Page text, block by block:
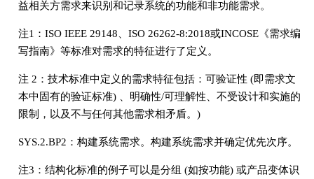
益相关方需求来识别和记录系统的功能和非功能需求。
注1：ISO IEEE 29148、ISO 26262-8:2018或INCOSE《需求编
写指南》等标准对需求的特征进行了定义。
注 2：技术标准中定义的需求特征包括：可验证性 (即需求文
本中固有的验证标准) 、明确性/可理解性、不受设计和实施的
限制，以及不与任何其他需求相矛盾。)
SYS.2.BP2：构建系统需求。构建系统需求并确定优先次序。
注3：结构化标准的例子可以是分组 (如按功能) 或产品变体识